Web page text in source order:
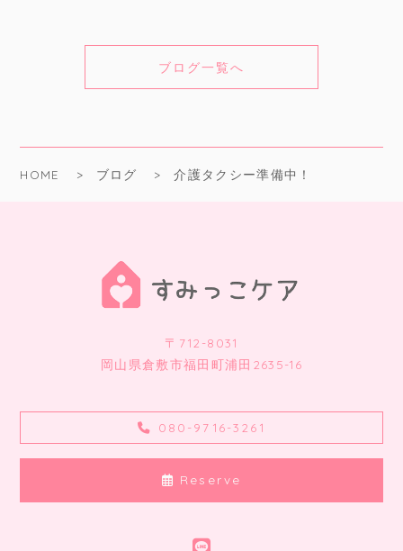
ブログ一覧へ
HOME ブログ 介護タクシー準備中！
〒712-8031
岡山県倉敷市福田町浦田2635-16
080-9716-3261
Reserve